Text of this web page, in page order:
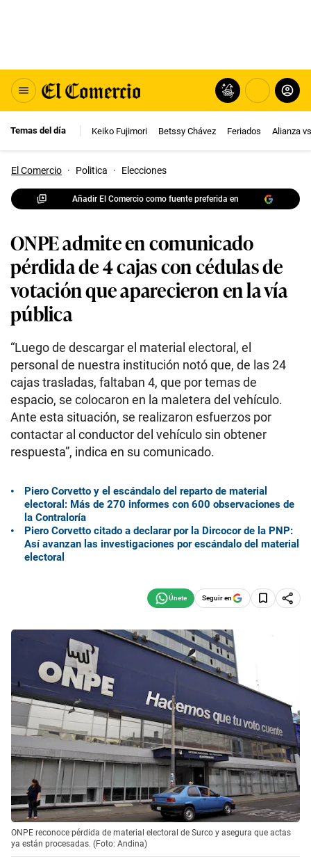
Temas del día Keiko Fujimori Betssy Chávez Feriados Alianza
El Comercio · Politica · Elecciones
Añadir El Comercio como fuente preferida en
ONPE admite en comunicado
pérdida de 4 cajas con cédulas de
votación que aparecieron en la vía
pública
“Luego de descargar el material electoral, el
personal de nuestra institución notó que, de las 24
cajas trasladas, faltaban 4, que por temas de
espacio, se colocaron en la maletera del vehículo.
Ante esta situación, se realizaron esfuerzos por
contactar al conductor del vehículo sin obtener
respuesta”, indica en su comunicado.
Piero Corvetto y el escándalo del reparto de material
electoral: Más de 270 informes con 600 observaciones de
la Contraloría
Piero Corvetto citado a declarar por la Dircocor de la PNP:
Así avanzan las investigaciones por escándalo del material
electoral
Seguir en
ONPE reconoce pérdida de material electoral de Surco y asegura que actas
ya están procesadas. (Foto: Andina)